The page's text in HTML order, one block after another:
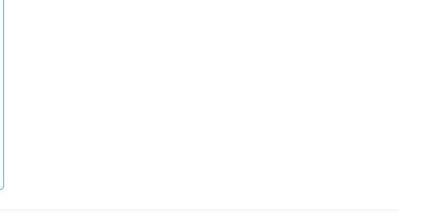
voor hem of haar
aan eerlijk, gezond
werknemer werkt veilig in
Of het nu om
en een passende
werk. Want goed werk,